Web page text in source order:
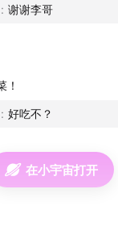
赏，宝藏馆子初
情告白大如手表
各自扫街榜的榜一 ：
: 谢谢李哥
！
: 好吃不？
在小宇宙打开